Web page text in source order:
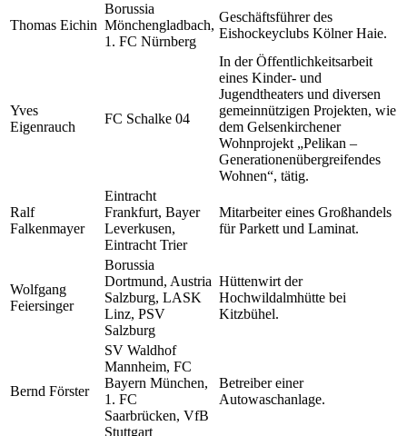
Thomas Eichin
Borussia
Mönchengladbach,
1. FC Nürnberg
Geschäftsführer des
Eishockeyclubs Kölner Haie.
Yves
Eigenrauch
FC Schalke 04
In der Öffentlichkeitsarbeit
eines Kinder- und
Jugendtheaters und diversen
gemeinnützigen Projekten, wie
dem Gelsenkirchener
Wohnprojekt „Pelikan –
Generationenübergreifendes
Wohnen“, tätig.
Ralf
Falkenmayer
Eintracht
Frankfurt, Bayer
Leverkusen,
Eintracht Trier
Mitarbeiter eines Großhandels
für Parkett und Laminat.
Wolfgang
Feiersinger
Borussia
Dortmund, Austria
Salzburg, LASK
Linz, PSV
Salzburg
Hüttenwirt der
Hochwildalmhütte bei
Kitzbühel.
Bernd Förster
SV Waldhof
Mannheim, FC
Bayern München,
1. FC
Saarbrücken, VfB
Stuttgart
Betreiber einer
Autowaschanlage.